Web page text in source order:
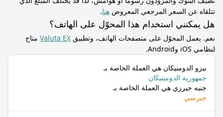
تتلقاه عن السعر المرجعي المعروض هنا.
هل يمكنني استخدام هذا المحوّل على الهاتف؟
نعم. يعمل المحوّل على متصفحات الهاتف، وتطبيق Valuta EX متاح
لنظامي iOS وAndroid.
بيزو الدومنيكان هي العملة الخاصة بـ
جمهورية الدومينيكان
جنيه جيرزي هي العملة الخاصة بـ
جيرسي